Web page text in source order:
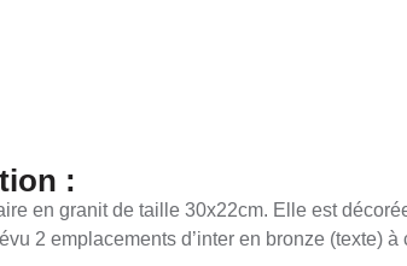
:
en granit de taille 30x22cm. Elle est
2 emplacements d’inter en bronze (texte)